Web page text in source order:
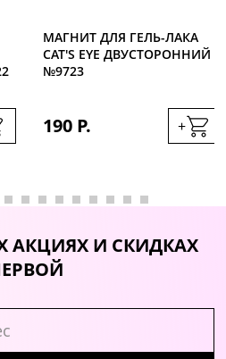
МАГНИТ ДЛЯ ГЕЛЬ-ЛАКА
CAT'S EYE ДВУСТОРОННИЙ
№9723
190 Р. +
АКЦИЯХ И СКИДКАХ